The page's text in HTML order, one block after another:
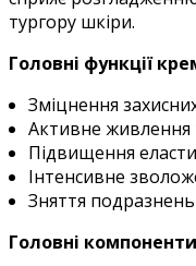
тургору шкіри.
Головні функції
Зміцнення
Активне живлення
Підвищення
Інтенсивне
Зняття
Головні